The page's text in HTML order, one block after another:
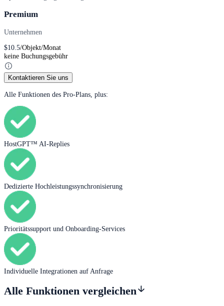
Premium
Unternehmen
$10.5/Objekt/Monat
keine Buchungsgebühr
Kontaktieren Sie uns
Alle Funktionen des Pro-Plans, plus:
HostGPT™ AI-Replies
Dedizierte Hochleistungssynchronisierung
Prioritätssupport und Onboarding-Services
Individuelle Integrationen auf Anfrage
Alle Funktionen vergleichen